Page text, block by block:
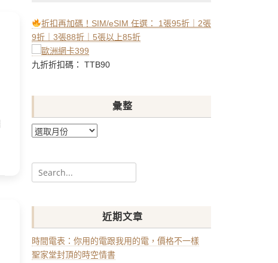
折扣再加碼！SIM/eSIM 任選： 1張95折｜2張
9折｜3張88折｜5張以上85折
九折折扣碼： TTB90
彙整
彙
Search
for:
近期文章
時間電表：你用的電跟我用的電，價格不一樣
聖家堂封頂的時空情書